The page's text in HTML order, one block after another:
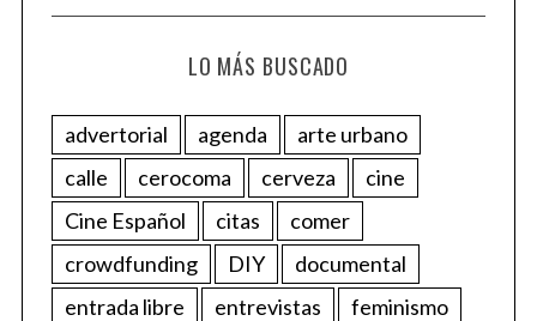
LO MÁS BUSCADO
advertorial agenda
arte urbano
calle
cerocoma cerveza
cine
Cine Español
citas
comer
crowdfunding
DIY
documental
entrada libre
entrevistas
feminismo